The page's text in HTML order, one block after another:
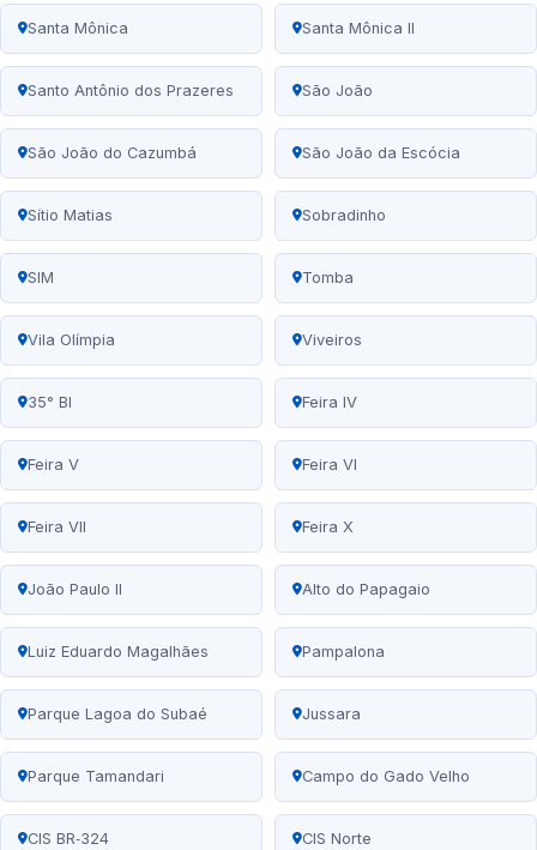
Santa Mônica Santa Mônica II
Santo Antônio dos Prazeres São João
São João do Cazumbá São João da Escócia
Sítio Matias Sobradinho
SIM Tomba
Vila Olímpia Viveiros
35° BI Feira IV
Feira V Feira VI
Feira VII Feira X
João Paulo II Alto do Papagaio
Luiz Eduardo Magalhães Pampalona
Parque Lagoa do Subaé Jussara
Parque Tamandari Campo do Gado Velho
CIS BR‑324 CIS Norte